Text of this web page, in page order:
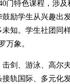
特色课程，涉及
鼓励学生从兴趣出
知。学生社团同
万象。
、游泳、高尔夫
轨国际、多元化